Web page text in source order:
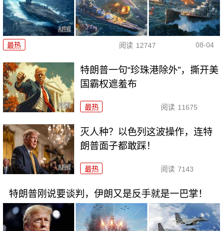
最热 阅读 12747 08-04
特朗普一句“珍珠港除外”，撕开美
国霸权遮羞布
最热 阅读 11675
灭人种？以色列这波操作，连特
朗普面子都敢踩！
最热 阅读 7143
特朗普刚说要谈判，伊朗又是反手就是一巴掌！